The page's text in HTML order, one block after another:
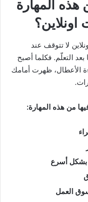
المهارة
اونلاين؟
لا تتوقف عند
التعلّم. فكلما أصبح
الأعطال، ظهرت أمامك
من هذه المهارة:
بشكل أسرع
العمل